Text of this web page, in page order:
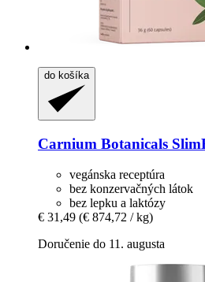
do košíka
Carnium Botanicals
vegánska receptúra
bez konzervačných látok
bez lepku a laktózy
€ 31,49 (€ 874,72 / kg)
Doručenie do 11. augusta